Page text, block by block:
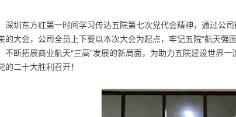
深圳东方红第一时间学习传达五院第七次党代会精神，通过公
的大会，公司全员上下要以本次大会为起点，牢记五院“航天
不断拓展商业航天“三高”发展的新局面，为助力五院建设世界
的二十大胜利召开！